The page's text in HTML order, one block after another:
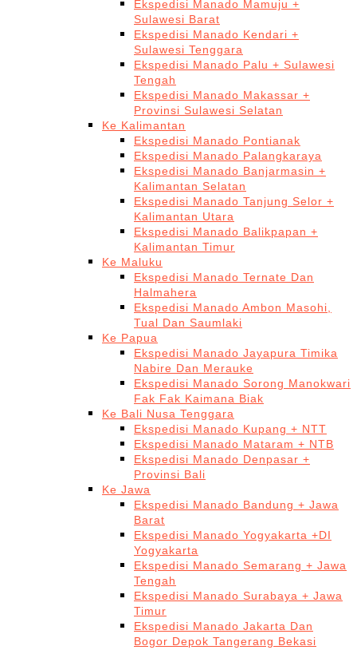
Ekspedisi Manado Mamuju +
Sulawesi Barat
Ekspedisi Manado Kendari +
Sulawesi Tenggara
Ekspedisi Manado Palu + Sulawesi
Tengah
Ekspedisi Manado Makassar +
Provinsi Sulawesi Selatan
Ke Kalimantan
Ekspedisi Manado Pontianak
Ekspedisi Manado Palangkaraya
Ekspedisi Manado Banjarmasin +
Kalimantan Selatan
Ekspedisi Manado Tanjung Selor +
Kalimantan Utara
Ekspedisi Manado Balikpapan +
Kalimantan Timur
Ke Maluku
Ekspedisi Manado Ternate Dan
Halmahera
Ekspedisi Manado Ambon Masohi,
Tual Dan Saumlaki
Ke Papua
Ekspedisi Manado Jayapura Timika
Nabire Dan Merauke
Ekspedisi Manado Sorong Manokwari
Fak Fak Kaimana Biak
Ke Bali Nusa Tenggara
Ekspedisi Manado Kupang + NTT
Ekspedisi Manado Mataram + NTB
Ekspedisi Manado Denpasar +
Provinsi Bali
Ke Jawa
Ekspedisi Manado Bandung + Jawa
Barat
Ekspedisi Manado Yogyakarta +DI
Yogyakarta
Ekspedisi Manado Semarang + Jawa
Tengah
Ekspedisi Manado Surabaya + Jawa
Timur
Ekspedisi Manado Jakarta Dan
Bogor Depok Tangerang Bekasi